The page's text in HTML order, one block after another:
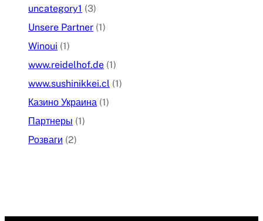
uncategory1 (3)
Unsere Partner (1)
Winoui (1)
www.reidelhof.de (1)
www.sushinikkei.cl (1)
Казино Украина (1)
Партнеры (1)
Розваги (2)